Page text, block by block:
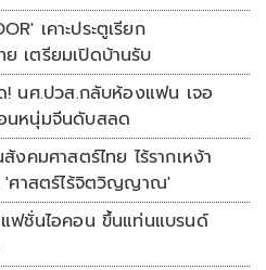
เคาะประตูเรียก
ย เตรียมเปิดบ้านรับ
! นศ.ปวส.กลับห้องแฟน เจอ
นหนุ่มจีนดับสลด
งคมศาสตร์ไทย ไร้รากเหง้า
'ศาสตร์ไร้จิตวิญญาณ'
ฟชั่นไอคอน ขึ้นแท่นแบรนด์